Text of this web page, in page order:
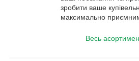
зробити ваше
максимально
Весь